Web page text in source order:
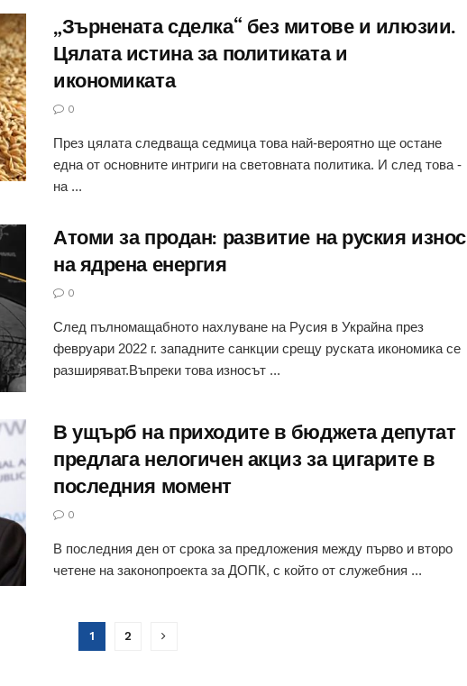
„Зърнената сделка“ без митове и илюзии.
Цялата истина за политиката и
икономиката
0
През цялата следваща седмица това най-вероятно ще остане
една от основните интриги на световната политика. И след това -
на ...
Атоми за продан: развитие на руския износ
на ядрена енергия
0
След пълномащабното нахлуване на Русия в Украйна през
февруари 2022 г. западните санкции срещу руската икономика се
разширяват.Въпреки това износът ...
В ущърб на приходите в бюджета депутат
предлага нелогичен акциз за цигарите в
последния момент
0
В последния ден от срока за предложения между първо и второ
четене на законопроекта за ДОПК, с който от служебния ...
1 2